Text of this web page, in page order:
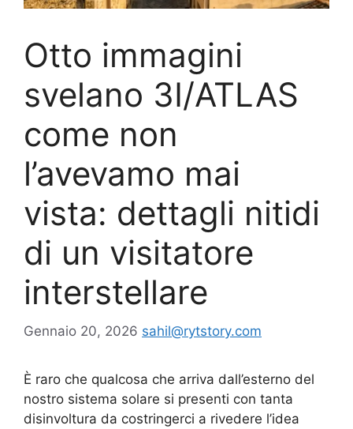
Otto immagini
svelano 3I/ATLAS
come non
l’avevamo mai
vista: dettagli nitidi
di un visitatore
interstellare
Gennaio 20, 2026 sahil@rytstory.com
È raro che qualcosa che arriva dall’esterno del
nostro sistema solare si presenti con tanta
disinvoltura da costringerci a rivedere l’idea